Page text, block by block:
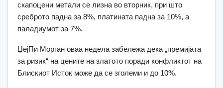
скапоцени метали се лизна во вторник, при што
среброто падна за 8%, платината падна за 10%, а
паладиумот за 7%.
ЏејПи Морган оваа недела забележа дека „премијата
за ризик“ на цените на златото поради конфликтот на
Блискиот Исток може да се зголеми и до 10%.